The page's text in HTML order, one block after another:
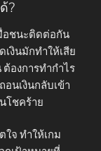
?
อชนะติดต่อกัน
งินมักทำให้เสีย
ต้องการทำกำไร
นเงินกลับเข้า
โชคร้าย
จ ทำให้เกม